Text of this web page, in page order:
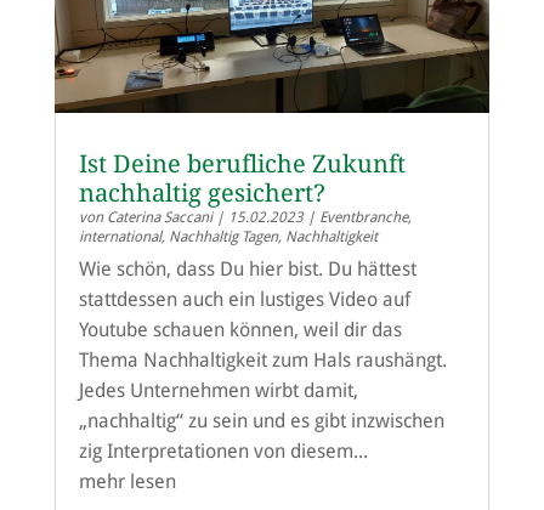
Ist Deine berufliche Zukunft
nachhaltig gesichert?
von Caterina Saccani| 15.02.2023| Eventbranche,
international, Nachhaltig Tagen, Nachhaltigkeit
Wie schön, dass Du hier bist. Du hättest
stattdessen auch ein lustiges Video auf
Youtube schauen können, weil dir das
Thema Nachhaltigkeit zum Hals raushängt.
Jedes Unternehmen wirbt damit,
„nachhaltig“ zu sein und es gibt inzwischen
zig Interpretationen von diesem...
mehr lesen